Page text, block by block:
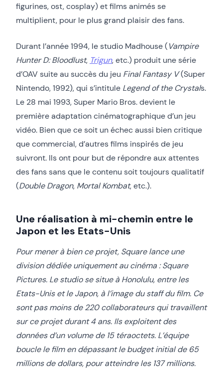
figurines, ost, cosplay) et films animés se
multiplient, pour le plus grand plaisir des fans.
Durant l’année 1994, le studio Madhouse (Vampire
Hunter D: Bloodlust, Trigun, etc.) produit une série
d’OAV suite au succès du jeu Final Fantasy V(Super
Nintendo, 1992), qui s’intitule Legend of the Crystals.
Le 28 mai 1993, Super Mario Bros. devient le
première adaptation cinématographique d’un jeu
vidéo. Bien que ce soit un échec aussi bien critique
que commercial, d’autres films inspirés de jeu
suivront. Ils ont pour but de répondre aux attentes
des fans sans que le contenu soit toujours qualitatif
(Double Dragon, Mortal Kombat, etc.).
Une réalisation à mi-chemin entre le
Japon et les Etats-Unis
Pour mener à bien ce projet, Square lance une
division dédiée uniquement au cinéma : Square
Pictures. Le studio se situe à Honolulu, entre les
Etats-Unis et le Japon, à l’image du staff du film. Ce
sont pas moins de 220 collaborateurs qui travaillent
sur ce projet durant 4 ans. Ils exploitent des
données d’un volume de 15 téraoctets. L’équipe
boucle le film en dépassant le budget initial de 65
millions de dollars, pour atteindre les 137 millions.